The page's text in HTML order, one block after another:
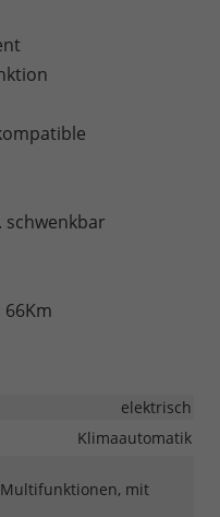
elektrisch
Klimaautomatik
mit